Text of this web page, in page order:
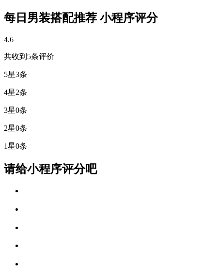
每日男装搭配推荐 小程序评分
4.6
共收到5条评价
5星3条
4星2条
3星0条
2星0条
1星0条
请给小程序评分吧